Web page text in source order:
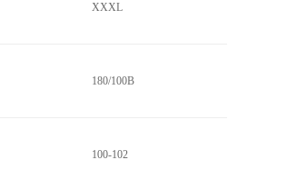
XXXL
180/100B
100-102